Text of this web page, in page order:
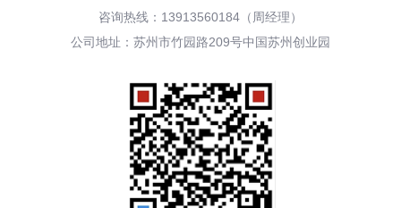
咨询热线：13913560184（周经理）
公司地址：苏州市竹园路209号中国苏州创业园